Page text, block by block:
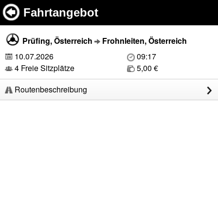
Fahrtangebot
Prüfing, Österreich
Frohnleiten, Österreich
10.07.2026
09:17
4 Freie Sitzplätze
5,00 €
Routenbeschreibung